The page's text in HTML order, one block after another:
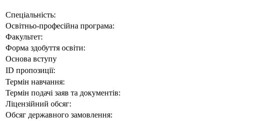
Спеціальність:
Освітньо-професійна програма:
Факультет:
Форма здобуття освіти:
Основа вступу
ID пропозиції:
Термін навчання:
Термін подачі заяв та документів:
Ліцензійний обсяг:
Обсяг державного замовлення: